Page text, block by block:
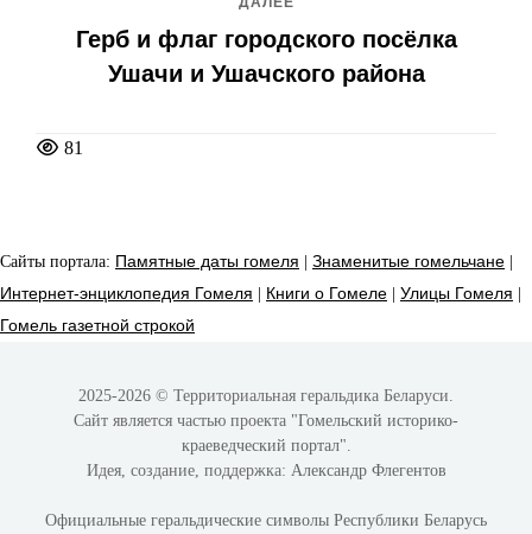
Герб и флаг городского посёлка
Ушачи и Ушачского района
81
Сайты портала: Памятные даты гомеля | Знаменитые гомельчане |
Интернет-энциклопедия Гомеля | Книги о Гомеле | Улицы Гомеля |
Гомель газетной строкой
2025-2026 © Территориальная геральдика Беларуси.
Сайт является частью проекта "Гомельский историко-
краеведческий портал"
Идея, создание, поддержка: Александр Флегентов
Официальные геральдические символы Республики Беларусь